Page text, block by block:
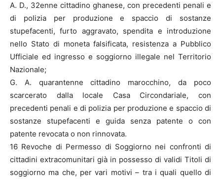
A. D., 32enne cittadino ghanese, con precedenti penali e
di polizia per produzione e spaccio di sostanze
stupefacenti, furto aggravato, spendita e introduzione
nello Stato di moneta falsificata, resistenza a Pubblico
Ufficiale ed ingresso e soggiorno illegale nel Territorio
Nazionale;
G. A. quarantenne cittadino marocchino, da poco
scarcerato dalla locale Casa Circondariale, con
precedenti penali e di polizia per produzione e spaccio di
sostanze stupefacenti e guida senza patente o con
patente revocata o non rinnovata.
16 Revoche di Permesso di Soggiorno nei confronti di
cittadini extracomunitari già in possesso di validi Titoli di
soggiorno ma che, per vari motivi – tra i quali quello di